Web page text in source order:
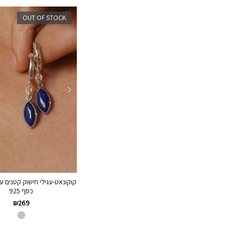
OUT OF STOCK
קוקונאט-עגילי חישוק
כסף 925
₪269